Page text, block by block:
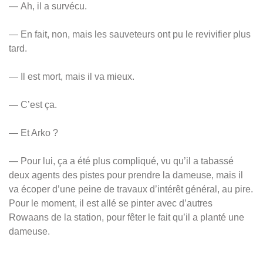
— Ah, il a survécu.
— En fait, non, mais les sauveteurs ont pu le revivifier plus
tard.
— Il est mort, mais il va mieux.
— C’est ça.
— Et Arko ?
— Pour lui, ça a été plus compliqué, vu qu’il a tabassé
deux agents des pistes pour prendre la dameuse, mais il
va écoper d’une peine de travaux d’intérêt général, au pire.
Pour le moment, il est allé se pinter avec d’autres
Rowaans de la station, pour fêter le fait qu’il a planté une
dameuse.